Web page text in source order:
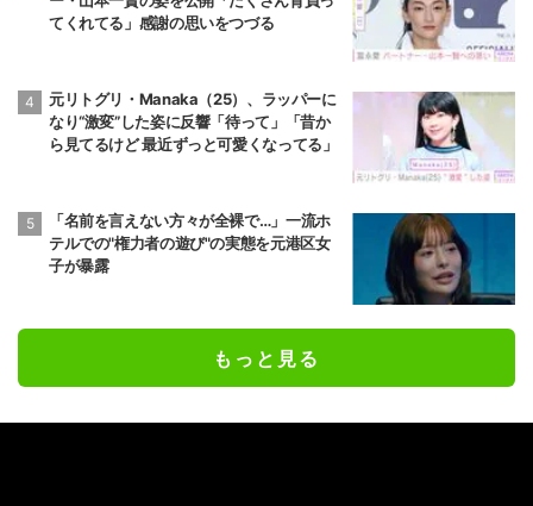
てくれてる」感謝の思いをつづる
元リトグリ・Manaka（25）、ラッパーに
なり“激変”した姿に反響「待って」「昔か
ら見てるけど 最近ずっと可愛くなってる」
「名前を言えない方々が全裸で…」一流ホ
テルでの"権力者の遊び"の実態を元港区女
子が暴露
もっと見る